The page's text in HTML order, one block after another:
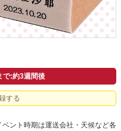
で:約3週間後
する
ント時期は運送会社・天候など各